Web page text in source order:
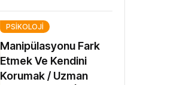
PSIKOLOJI
Manipülasyonu Fark
Etmek Ve Kendini
Korumak / Uzman